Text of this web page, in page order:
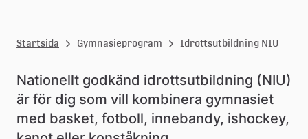
i
e
s
k
Startsida Gymnasieprogram Idrottsutbildning NIU
Nationellt godkänd idrottsutbildning (NIU)
är för dig som vill kombinera gymnasiet
med basket, fotboll, innebandy, ishockey,